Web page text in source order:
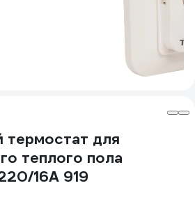
термостат для
теплого пола
16A 919